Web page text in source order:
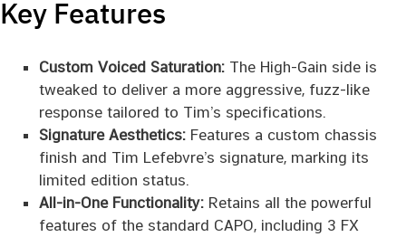
Key Features
Custom Voiced Saturation:The High-Gain side is
tweaked to deliver a more aggressive, fuzz-like
response tailored to Tim’s specifications.
Signature Aesthetics:Features a custom chassis
finish and Tim Lefebvre’s signature, marking its
limited edition status.
All-in-One Functionality:Retains all the powerful
features of the standard CAPO, including 3 FX